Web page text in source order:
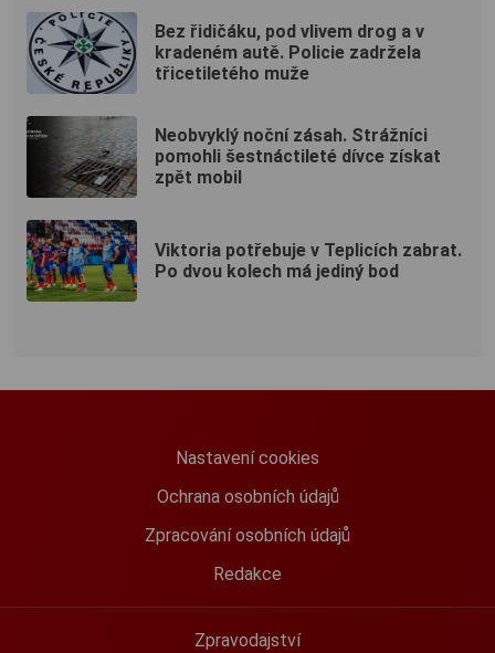
Bez řidičáku, pod vlivem drog a v
kradeném autě. Policie zadržela
třicetiletého muže
Neobvyklý noční zásah. Strážníci
pomohli šestnáctileté dívce získat
zpět mobil
Viktoria potřebuje v Teplicích zabrat.
Po dvou kolech má jediný bod
Nastavení cookies
Ochrana osobních údajů
Zpracování osobních údajů
Redakce
Zpravodajství